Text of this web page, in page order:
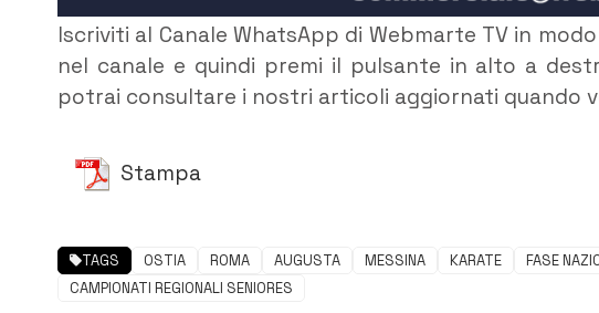
Iscriviti al Canale WhatsApp di Webmarte TV in
nel canale e quindi premi il pulsante in alto a
potrai consultare i nostri articoli aggiornati quando
Stampa
TAGS OSTIA ROMA AUGUSTA MESSINA KARATE FASE
CAMPIONATI REGIONALI SENIORES